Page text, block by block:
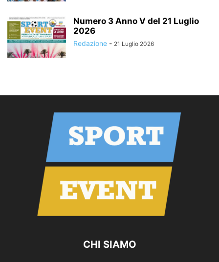
Numero 3 Anno V del 21 Luglio
2026
Redazione - 21 Luglio 2026
CHI SIAMO